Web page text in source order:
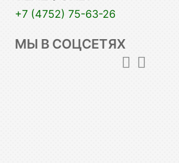
+7 (4752) 75-63-26
МЫ В СОЦСЕТЯХ